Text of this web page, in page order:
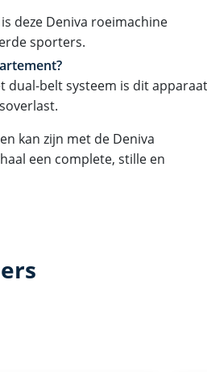
deze Deniva roeimachine
sporters.
dual-belt systeem is dit apparaat
kan zijn met de Deniva
een complete, stille en